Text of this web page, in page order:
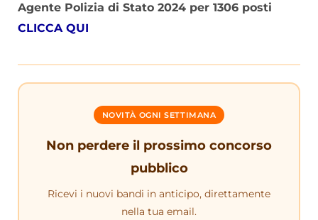
Agente Polizia di Stato 2024 per 1306 posti
CLICCA QUI
NOVITÀ OGNI SETTIMANA
Non perdere il prossimo concorso
pubblico
Ricevi i nuovi bandi in anticipo, direttamente
nella tua email.